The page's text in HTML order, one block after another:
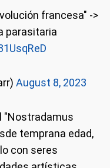
francesa" ->
parasitaria
August 8, 2023
"Nostradamus
temprana edad,
con seres